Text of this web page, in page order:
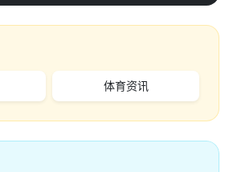
体育资讯